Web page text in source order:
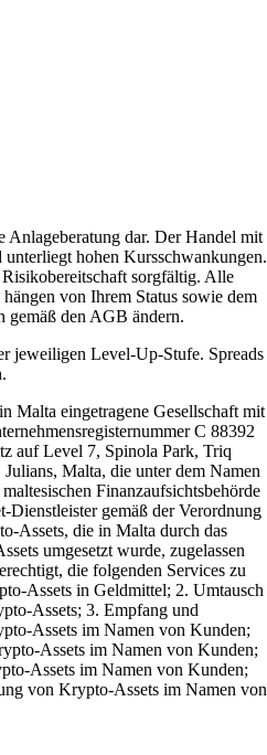
Anlageberatung dar. Der Handel mit
hohen Kursschwankungen.
sorgfältig. Alle
von Ihrem Status sowie dem
gemäß den AGB ändern.
jeweiligen Level-Up-Stufe. Spreads
eingetragene Gesellschaft mit
C 88392
auf Level 7, Spinola Park, Triq
Malta, die unter dem Namen
Finanzaufsichtsbehörde
Dienstleister gemäß der Verordnung
Assets, die in Malta durch das
umgesetzt wurde, zugelassen
die folgenden Services zu
Assets in Geldmittel; 2. Umtausch
Assets; 3. Empfang und
Assets im Namen von Kunden;
Assets im Namen von Kunden;
Assets im Namen von Kunden;
von Krypto-Assets im Namen von